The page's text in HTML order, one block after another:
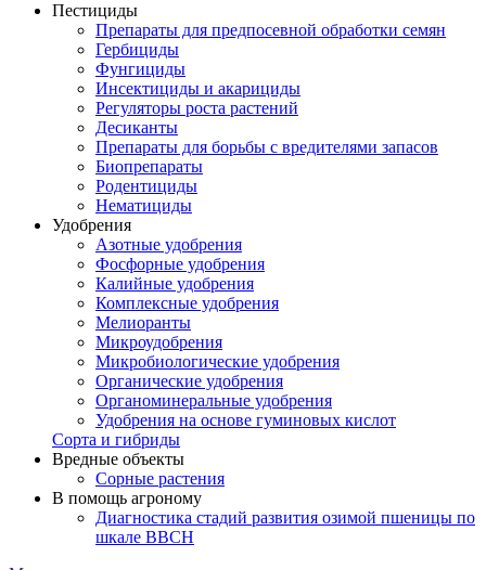
Пестициды
Препараты для предпосевной обработки семян
Гербициды
Фунгициды
Инсектициды и акарициды
Регуляторы роста растений
Десиканты
Препараты для борьбы с вредителями запасов
Биопрепараты
Родентициды
Нематициды
Удобрения
Азотные удобрения
Фосфорные удобрения
Калийные удобрения
Комплексные удобрения
Мелиоранты
Микроудобрения
Микробиологические удобрения
Органические удобрения
Органоминеральные удобрения
Удобрения на основе гуминовых кислот
Сорта и гибриды
Вредные объекты
Сорные растения
В помощь агроному
Диагностика стадий развития озимой пшеницы по
шкале ВВСН